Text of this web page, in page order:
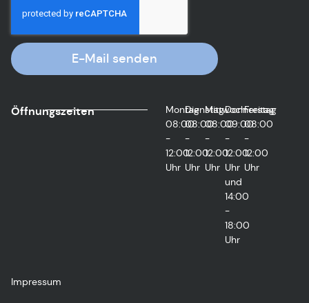
E-Mail senden
Öffnungszeiten
Montag
08:00
-
12:00
Uhr
Dienstag
08:00
-
12:00
Uhr
Mittwoch
08:00
-
12:00
Uhr
Donnerstag
09:00
-
12:00
Uhr
und
14:00
-
18:00
Uhr
Freitag
08:00
-
12:00
Uhr
Impressum